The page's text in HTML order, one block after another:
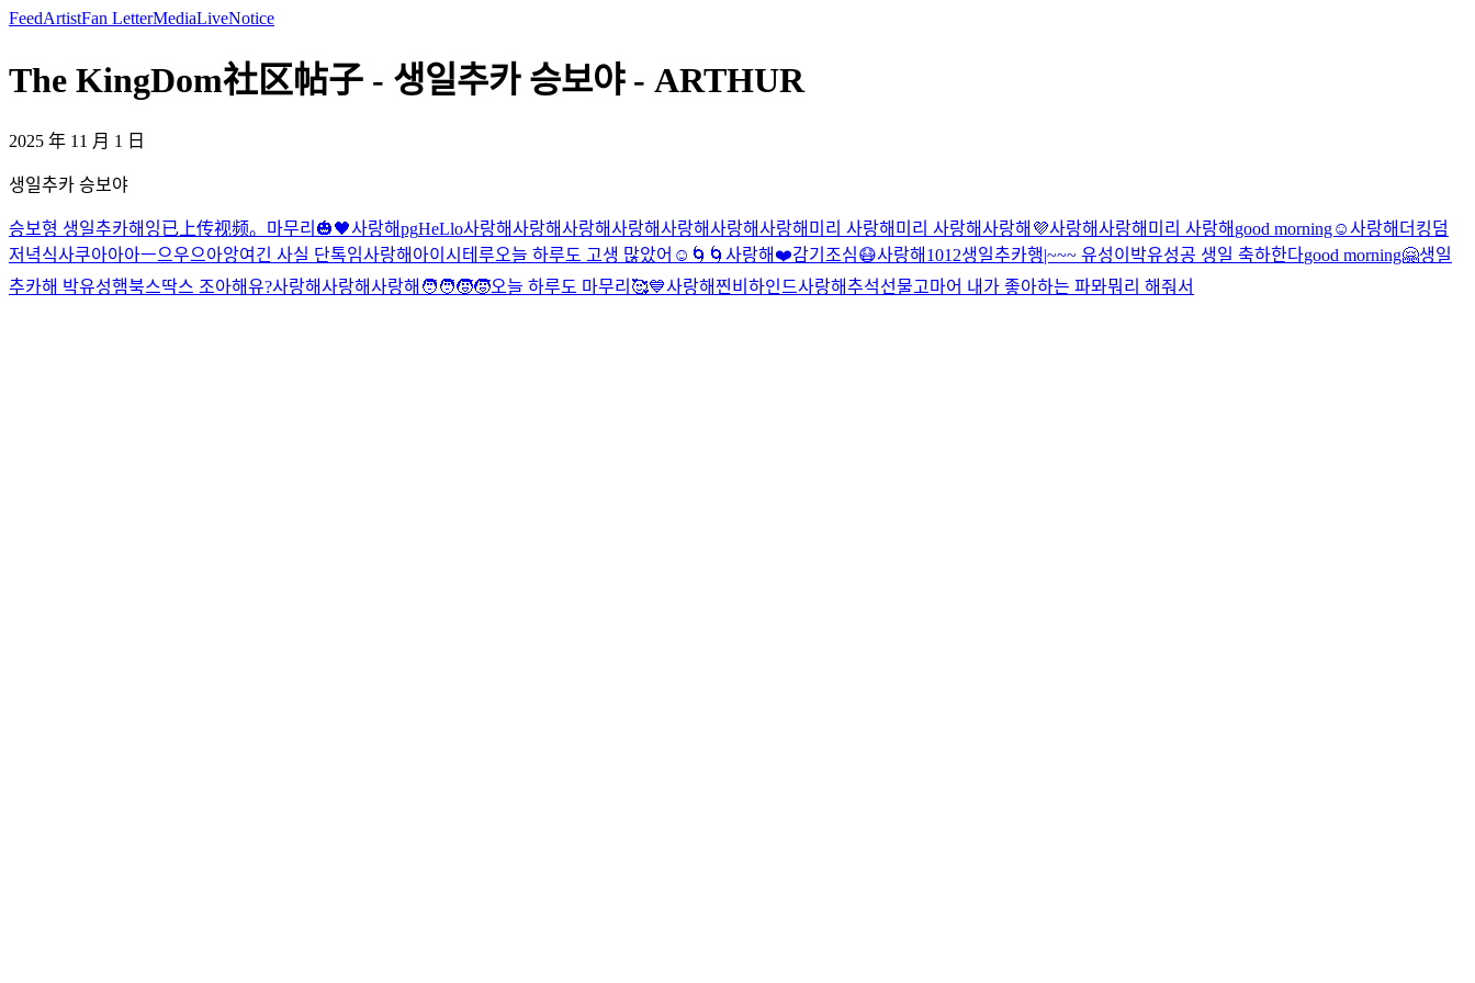
FeedArtistFan LetterMediaLiveNotice
The KingDom社区帖子 - 생일추카 승보야 - ARTHUR
2025 年 11 月 1 日
생일추카 승보야
승보형 생일추카해잉已上传视频。 마무리🎃🖤사랑해pgHeLlo사랑해사랑해사랑해사랑해사랑해사랑해사랑해 미리 사랑해 미리 사랑해사랑해 💜사랑해사랑해 미리 사랑해 good morning☺️사랑해 더킹덤
저녁식사쿠아아아ㅡ으우으아앙여긴 사실 단톡임사랑해 아이시테루오늘 하루도 고생 많았어☺️ 🌀🌀 사랑해 ❤️감기조심😷사랑해 1012생일추카행|~~~ 유성이 박유성공 생일 축하한다good morning🤗생일
추카해 박유성햄북스딱스 조아해유?사랑해사랑해사랑해 🧑‍🧑‍🧒‍🧒오늘 하루도 마무리🥰💙사랑해찐비하인드사랑해추석선물고마어 내가 좋아하는 파뫄뭐리 해줘서